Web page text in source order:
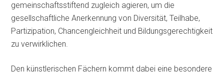
gemeinschaftsstiftend zugleich agieren, um die
gesellschaftliche Anerkennung von Diversität, Teilhabe,
Partizipation, Chancengleichheit und Bildungsgerechtigkeit
zu verwirklichen.
Den künstlerischen Fächern kommt dabei eine besondere